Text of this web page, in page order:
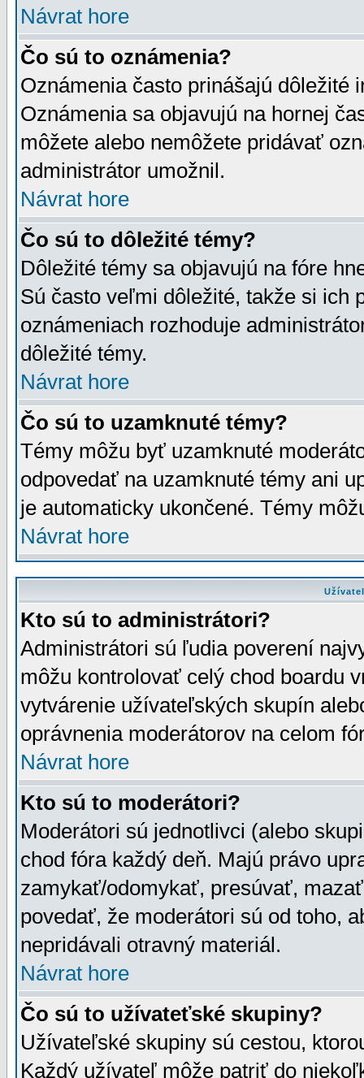
Návrat hore
Čo sú to oznámenia?
Oznámenia často prinášajú dôležité
Oznámenia sa objavujú na hornej
môžete alebo nemôžete pridávať
administrátor umožnil.
Návrat hore
Čo sú to dôležité témy?
Dôležité témy sa objavujú na fóre
Sú často veľmi dôležité, takže si ich
oznámeniach rozhoduje
dôležité témy.
Návrat hore
Čo sú to uzamknuté témy?
Témy môžu byť uzamknuté
odpovedať na uzamknuté témy ani
je automaticky ukončené. Témy
Návrat hore
Kto sú to administrátori?
Administrátori sú ľudia poverení
môžu kontrolovať celý chod boardu
vytvárenie užívateľských skupín
oprávnenia moderátorov na celom
Návrat hore
Kto sú to moderátori?
Moderátori sú jednotlivci (alebo
chod fóra každý deň. Majú právo
zamykať/odomykať, presúvať,
povedať, že moderátori sú od toho,
nepridávali otravný materiál.
Návrat hore
Čo sú to užívateťské skupiny?
Užívateľské skupiny sú cestou,
Každý užívateľ môže patriť do